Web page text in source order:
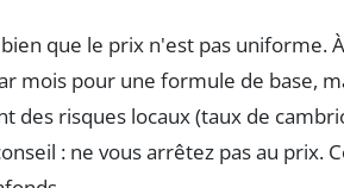
que le prix n'est pas uniforme.
mois pour une formule de base,
des risques locaux (taux de
: ne vous arrêtez pas au prix.